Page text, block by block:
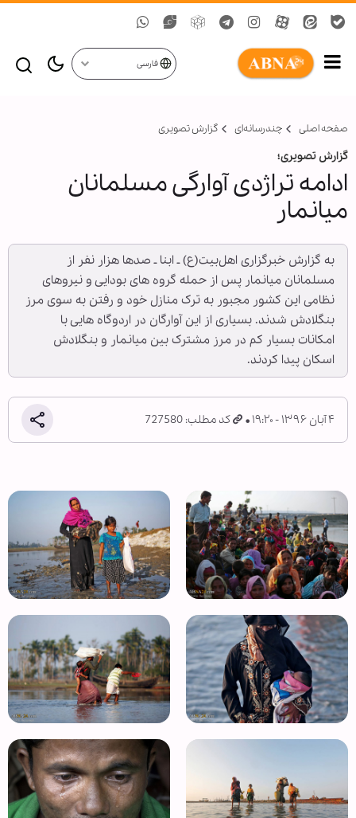
فارسی
صفحه اصلی چندرسانه‌ای گزارش تصويری
گزارش تصویری؛
ادامه تراژدی آوارگی مسلمانان
میانمار
به گزارش خبرگزاری اهل‌بیت(ع) ـ ابنا ـ صدها هزار نفر از
مسلمانان میانمار پس از حمله گروه های بودایی و نیروهای
نظامی این کشور مجبور به ترک منازل خود و رفتن به سوی مرز
بنگلادش شدند. بسیاری از این آوارگان در اردوگاه هایی با
امکانات بسیار کم در مرز مشترک بین میانمار و بنگلادش
اسکان پیدا کردند.
۴ آبان ۱۳۹۶ - ۱۹:۲۰ کد مطلب: 727580